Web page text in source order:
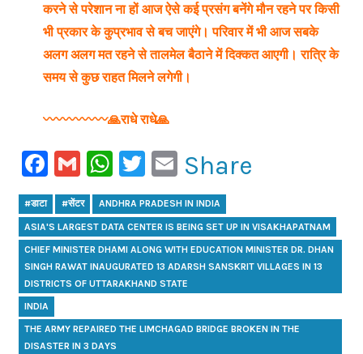
करने से परेशान ना हों आज ऐसे कई प्रसंग बनेंगे मौन रहने पर किसी
भी प्रकार के कुप्रभाव से बच जाएंगे। परिवार में भी आज सबके
अलग अलग मत रहने से तालमेल बैठाने में दिक्कत आएगी। रात्रि के
समय से कुछ राहत मिलने लगेगी।
〰️〰️〰️〰️〰️🙏राधे राधे🙏
Facebook
GmailWhatsApp
Twitter
Email
Share
#डाटा #सेंटर ANDHRA PRADESH IN INDIA
ASIA'S LARGEST DATA CENTER IS BEING SET UP IN VISAKHAPATNAM
CHIEF MINISTER DHAMI ALONG WITH EDUCATION MINISTER DR. DHAN
SINGH RAWAT INAUGURATED 13 ADARSH SANSKRIT VILLAGES IN 13
DISTRICTS OF UTTARAKHAND STATE
INDIA
THE ARMY REPAIRED THE LIMCHAGAD BRIDGE BROKEN IN THE
DISASTER IN 3 DAYS